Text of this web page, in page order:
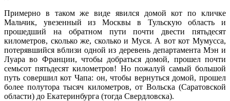
Примерно в таком же виде явился домой кот по кличке
Мальчик, увезенный из Москвы в Тульскую область и
прошедший на обратном пути почти двести пятьдесят
километров, сколько же, сколько и Муся. А вот кот Мумусса,
потерявшийся вблизи одной из деревень департамента Мэн и
Луара во Франции, чтобы добраться домой, прошел почти
семьсот пятьдесят километров! Но пожалуй самый большой
путь совершил кот Чапа: он, чтобы вернуться домой, прошел
более полутора тысяч километров, от Вольска (Саратовской
области) до Екатеринбурга (тогда Свердловска).